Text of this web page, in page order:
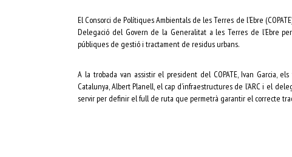
El Consorci de Polítiques Ambientals de les Terres de l’Ebre
Delegació del Govern de la Generalitat a les Terres de l’Ebre
públiques de gestió i tractament de residus urbans.
A la trobada van assistir el president del COPATE, Ivan Garcia,
Catalunya, Albert Planell, el cap d’infraestructures de l’ARC i el
servir per definir el full de ruta que permetrà garantir el correcte